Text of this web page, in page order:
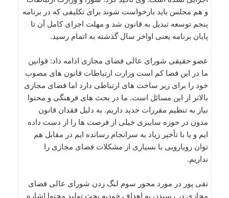
و هم مجلس باید بازخواست شوند برای تکلیفی که در برنامه
پنجم توسعه تبدیل به قانون شد و مهلت اجرای کامل آن تا
پایان برنامه یعنی اواخر سال گذشته به اتمام رسید.
عضو حقیقی شورای عالی فضای مجازی ادامه داد: قوانین
ما در این فضا کم است وزارت ارتباطات قانون های مصوب
خود را برای زیر ساخت های ارتباطی دارد اما فضای مجازی
بالاتر از این مسائل است. ما در بحث های فرهنگی و محتوا
نیاز به تنظیم مقررات جدید داریم. به دلیل فقدان قانون
مدون در حوزه سایبری خیلی از فرصت ها را از دست داده
ایم و یا با تأخیر زیاد به سرانجام رسانده ایم در مقابل هم
توان رویارویی با بسیاری از مشکلات فضای مجازی را
نداریم.
تقی پور در مورد محور سوم لنگ زدن شورای عالی فضای
مجازی در رسیدن به اهداف خودبه بحث تولید محتوا اشاره